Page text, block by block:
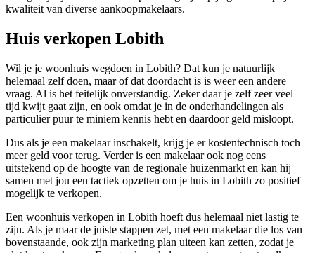
kwaliteit van diverse aankoopmakelaars.
Huis verkopen Lobith
Wil je je woonhuis wegdoen in Lobith? Dat kun je natuurlijk
helemaal zelf doen, maar of dat doordacht is is weer een andere
vraag. Al is het feitelijk onverstandig. Zeker daar je zelf zeer veel
tijd kwijt gaat zijn, en ook omdat je in de onderhandelingen als
particulier puur te miniem kennis hebt en daardoor geld misloopt.
Dus als je een makelaar inschakelt, krijg je er kostentechnisch toch
meer geld voor terug. Verder is een makelaar ook nog eens
uitstekend op de hoogte van de regionale huizenmarkt en kan hij
samen met jou een tactiek opzetten om je huis in Lobith zo positief
mogelijk te verkopen.
Een woonhuis verkopen in Lobith hoeft dus helemaal niet lastig te
zijn. Als je maar de juiste stappen zet, met een makelaar die los van
bovenstaande, ook zijn marketing plan uiteen kan zetten, zodat je